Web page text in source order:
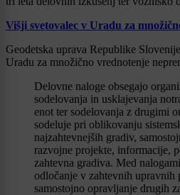
Višji svetovalec v Uradu za
Geodetska uprava Republike
Uradu za množično vrednotenje
Delovne naloge obsegajo
sodelovanja in usklajevanja
enot ter sodelovanja z drugimi
sodeluje pri oblikovanju
najzahtevnejših gradiv,
razvojne projekte, informacije,
zahtevna gradiva. Med
odločanje v zahtevnih upravnih
samostojno opravljanje drugih